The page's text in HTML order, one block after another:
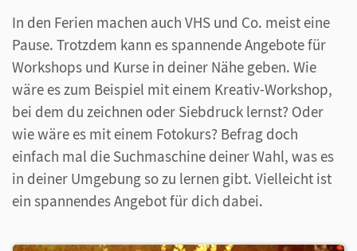
In den Ferien machen auch VHS und Co. meist eine
Pause. Trotzdem kann es spannende Angebote für
Workshops und Kurse in deiner Nähe geben. Wie
wäre es zum Beispiel mit einem Kreativ-Workshop,
bei dem du zeichnen oder Siebdruck lernst? Oder
wie wäre es mit einem Fotokurs? Befrag doch
einfach mal die Suchmaschine deiner Wahl, was es
in deiner Umgebung so zu lernen gibt. Vielleicht ist
ein spannendes Angebot für dich dabei.